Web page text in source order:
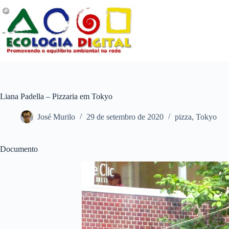
para
conteúdo
Liana Padella – Pizzaria em Tokyo
José Murilo 29 de setembro de 2020 pizza, Tokyo
Documento